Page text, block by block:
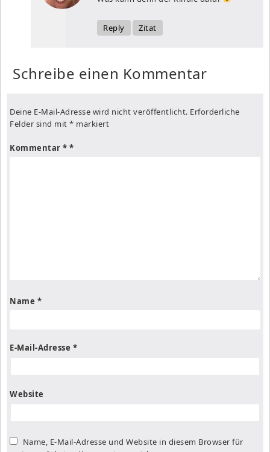
Reply Zitat
Schreibe einen Kommentar
Deine E-Mail-Adresse wird nicht veröffentlicht. Erforderliche
Felder sind mit * markiert
Kommentar *
Name *
E-Mail-Adresse *
Website
Name, E-Mail-Adresse und Website in diesem Browser für